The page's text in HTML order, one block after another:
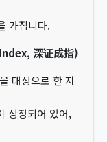
가집니다.
深证成指)
대상으로 한 지
상장되어 있어,